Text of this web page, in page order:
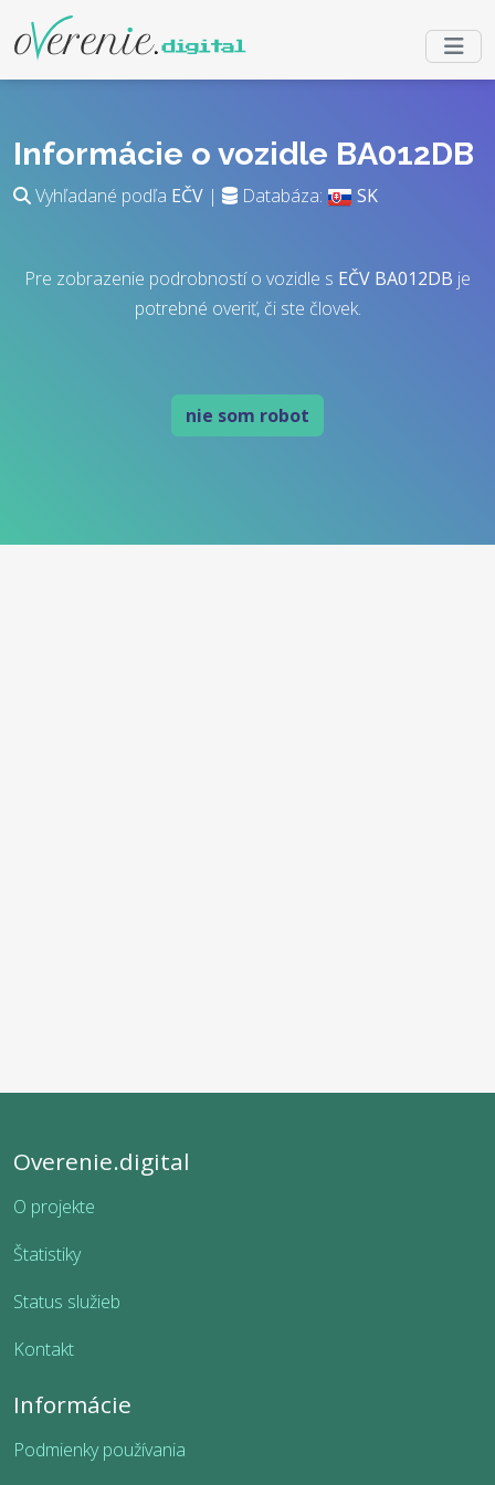
Informácie o vozidle BA012DB
Vyhľadané podľa EČV | Databáza: SK
Pre zobrazenie podrobností o vozidle s EČV BA012DB je
potrebné overiť, či ste človek.
nie som robot
Overenie.digital
O projekte
Štatistiky
Status služieb
Kontakt
Informácie
Podmienky používania